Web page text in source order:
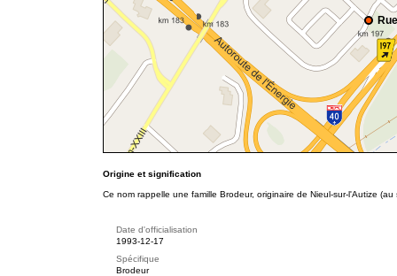
Origine et signification
Ce nom rappelle une famille Brodeur, originaire de Nieul-sur-l'Autize
Date d'officialisation
1993-12-17
Spécifique
Brodeur